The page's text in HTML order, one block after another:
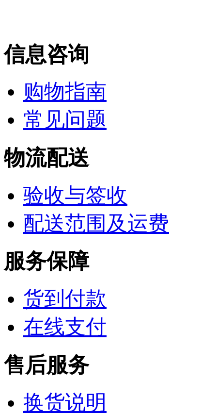
信息咨询
购物指南
常见问题
物流配送
验收与签收
配送范围及运费
服务保障
货到付款
在线支付
售后服务
换货说明